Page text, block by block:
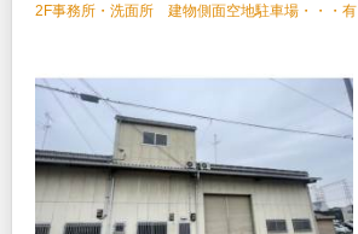
2F事務所・洗面所 建物側面空地駐車場・・・有